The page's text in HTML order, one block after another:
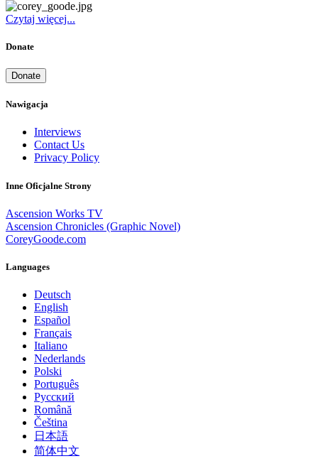
Czytaj więcej...
Donate
Donate
Nawigacja
Interviews
Contact Us
Privacy Policy
Inne Oficjalne Strony
Ascension Works TV
Ascension Chronicles (Graphic Novel)
CoreyGoode.com
Languages
Deutsch
English
Español
Français
Italiano
Nederlands
Polski
Português
Pусский
Română
Čeština
日本語
简体中文